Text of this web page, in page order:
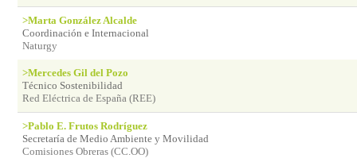
>Marta González Alcalde
Coordinación e Internacional
Naturgy
>Mercedes Gil del Pozo
Técnico Sostenibilidad
Red Eléctrica de España (REE)
>Pablo E. Frutos Rodríguez
Secretaría de Medio Ambiente y Movilidad
Comisiones Obreras (CC.OO)